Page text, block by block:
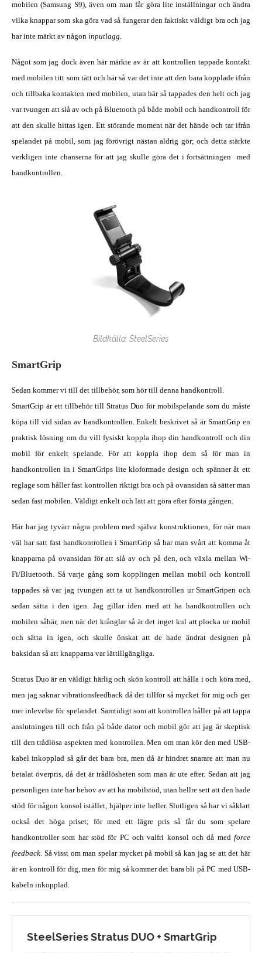
mobilen (Samsung S9), även om man får göra lite inställningar och ändra
vilka knappar som ska göra vad så fungerar den faktiskt väldigt bra och jag
har inte märkt av någon inputlagg
Något som jag dock även här märkte av är att kontrollen tappade kontakt
med mobilen titt som tätt och här så var det inte att den bara kopplade ifrån
och tillbaka kontakten med mobilen, utan här så tappades den helt och jag
var tvungen att slå av och på Bluetooth på både mobil och handkontroll för
att den skulle hittas igen. Ett störande moment när det hände och tar ifrån
spelandet på mobil, som jag förövrigt nästan aldrig gör; och detta stärkte
verkligen inte chanserna för att jag skulle göra det i fortsättningen med
handkontrollen.
Bildkälla: SteelSeries
SmartGrip
Sedan kommer vi till det tillbehör, som hör till denna handkontroll.
SmartGrip är ett tillbehör till Stratus Duo för mobilspelande som du måste
köpa till vid sidan av handkontrollen. Enkelt beskrivet så är SmartGrip en
praktisk lösning om du vill fysiskt koppla ihop din handkontroll och din
mobil för enkelt spelande. För att koppla ihop dem så för man in
handkontrollen in i SmartGrips lite kloformade design och spänner åt ett
reglage som håller fast kontrollen riktigt bra och på ovansidan så sätter man
sedan fast mobilen. Väldigt enkelt och lätt att göra efter första gången.
Här har jag tyvärr några problem med själva konstruktionen, för när man
väl har satt fast handkontrollen i SmartGrip så har man svårt att komma åt
knapparna på ovansidan för att slå av och på den, och växla mellan Wi-
Fi/Bluetooth. Så varje gång som kopplingen mellan mobil och kontroll
tappades så var jag tvungen att ta ut handkontrollen ur SmartGripen och
sedan sätta i den igen. Jag gillar iden med att ha handkontrollen och
mobilen såhär, men när det krånglar så är det inget kul att plocka ur mobil
och sätta in igen, och skulle önskat att de hade ändrat designen på
baksidan så att knapparna var lättillgängliga.
Stratus Duo är en väldigt härlig och skön kontroll att hålla i och köra med,
men jag saknar vibrationsfeedback då det tillför så mycket för mig och ger
mer inlevelse för spelandet. Samtidigt som att kontrollen håller på att tappa
anslutningen till och från på både dator och mobil gör att jag är skeptisk
till den trådlösa aspekten med kontrollen. Men om man kör den med USB-
kabel inkopplad så går det bara bra, men då är hindret snarare att man nu
betalat överpris, då det är trådlösheten som man är ute efter. Sedan att jag
personligen inte har behov av att ha mobilstöd, utan hellre sett att den hade
stöd för någon konsol istället, hjälper inte heller. Slutligen så har vi såklart
också det höga priset; för med ett lägre pris så får du som spelare
handkontroller som har stöd för PC och valfri konsol och då med force
feedback . Så visst om man spelar mycket på mobil så kan jag se att det här
är en kontroll för dig, men för mig så kommer det bara bli på PC med USB-
kabeln inkopplad.
SteelSeries Stratus DUO + SmartGrip